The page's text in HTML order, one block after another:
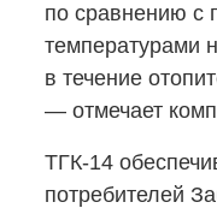
по сравнению
температурами
в течение
— отмечает
ТГК-14
потребителей